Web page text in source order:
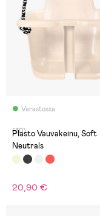
Varastossa
(30)
Plasto Vauvakeinu, Soft
Neutrals
20,90 €